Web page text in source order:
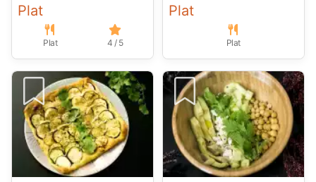
Plat
Plat 4 / 5
Plat
Plat